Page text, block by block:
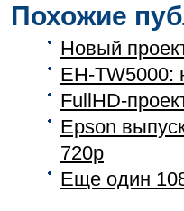
Похожие
Новый
EH-TW5000:
FullHD-
Epson
720р
Еще один